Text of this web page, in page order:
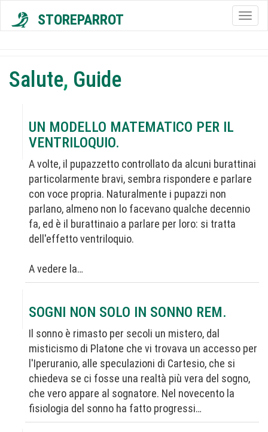
STOREPARROT
Salute, Guide
UN MODELLO MATEMATICO PER IL
VENTRILOQUIO.
A volte, il pupazzetto controllato da alcuni burattinai
particolarmente bravi, sembra rispondere e parlare
con voce propria. Naturalmente i pupazzi non
parlano, almeno non lo facevano qualche decennio
fa, ed è il burattinaio a parlare per loro: si tratta
dell'effetto ventriloquio.
A vedere la…
SOGNI NON SOLO IN SONNO REM.
Il sonno è rimasto per secoli un mistero, dal
misticismo di Platone che vi trovava un accesso per
l'Iperuranio, alle speculazioni di Cartesio, che si
chiedeva se ci fosse una realtà più vera del sogno,
che vero appare al sognatore. Nel novecento la
fisiologia del sonno ha fatto progressi…